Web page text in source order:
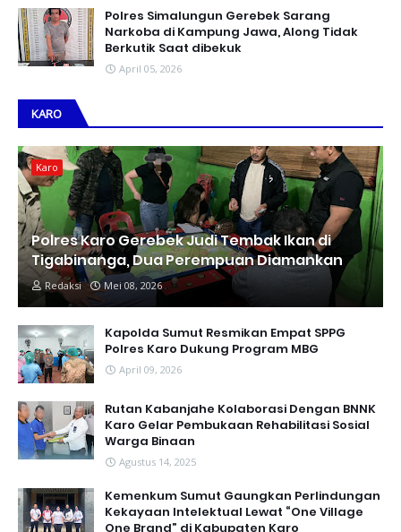
Polres Simalungun Gerebek Sarang
Narkoba di Kampung Jawa, Along Tidak
Berkutik Saat dibekuk
April 05, 2026
KARO
Karo
Polres Karo Gerebek Judi Tembak Ikan di
Tigabinanga, Dua Perempuan Diamankan
Redaksi Mei 08, 2026
Kapolda Sumut Resmikan Empat SPPG
Polres Karo Dukung Program MBG
April 09, 2026
Rutan Kabanjahe Kolaborasi Dengan BNNK
Karo Gelar Pembukaan Rehabilitasi Sosial
Warga Binaan
Agustus 14, 2025
Kemenkum Sumut Gaungkan Perlindungan
Kekayaan Intelektual Lewat “One Village
One Brand” di Kabupaten Karo